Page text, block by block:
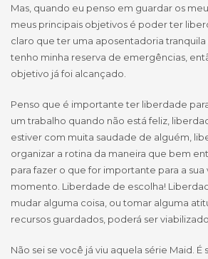
Mas, quando eu penso em guardar os
meus principais objetivos é poder ter
claro que ter uma aposentadoria
tenho minha reserva de emergências,
objetivo já foi alcançado.
Penso que é importante ter liberdade
um trabalho quando não está feliz,
estiver com muita saudade de alguém,
organizar a rotina da maneira que bem
para fazer o que for importante para a sua
momento. Liberdade de escolha!
mudar alguma coisa, ou tomar alguma
recursos guardados, poderá ser
Não sei se você já viu aquela série Maid.